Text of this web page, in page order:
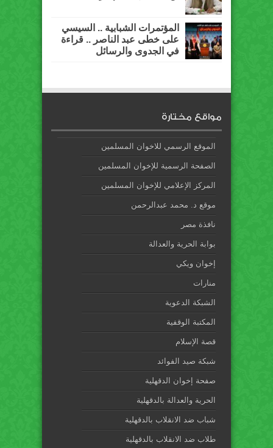
المؤتمرات الشبابية .. السيسي
على خطى عبد الناصر .. قراءة
في الجدوى والرسائل
مواقع مختارة
الموقع الرسمي للاخوان المسلمين
الصفحة الرسمية للإخوان المسلمين
المركز الإعلامي للإخوان المسلمين
موقع د. محمد عبدالرحمن
نافذة مصر
بوابة الحرية والعدالة
إخوان ويكي
منارات
الشبكة الدعوية
المكتبة الوقفية
قصة الإسلام
شبكة صيد الفوائد
صفحة إخوان الدقهلية
الحرية والعدالة بالدقهلية
شباب ضد الانقلاب بالدقهلية
طلاب ضد الانقلاب بالدقهلية